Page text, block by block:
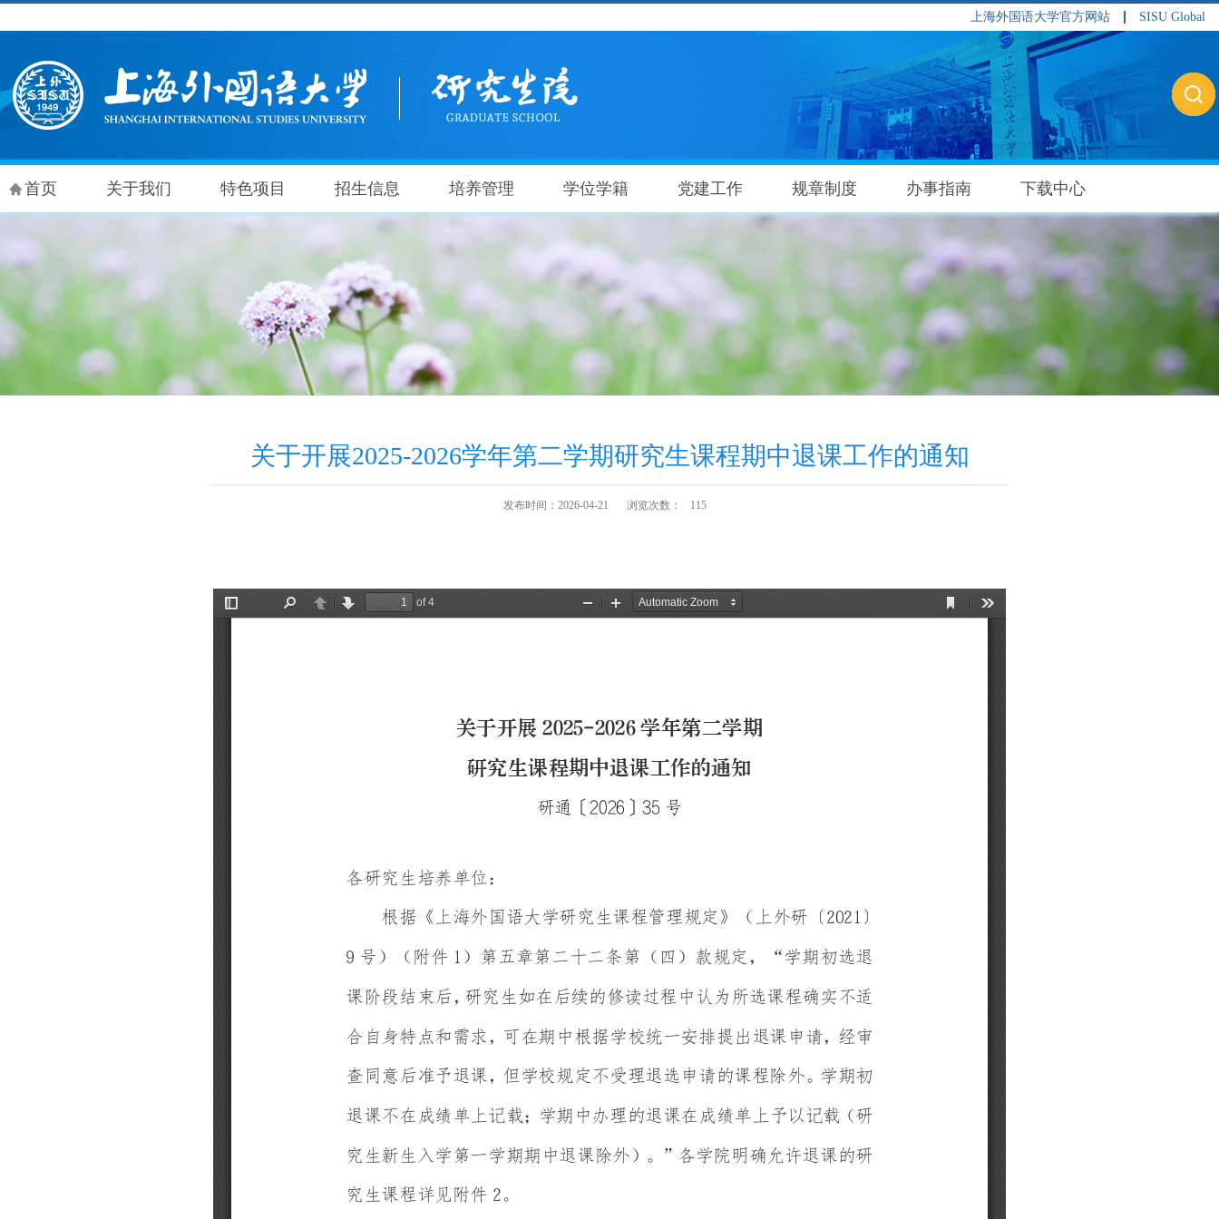
上海外国语大学官方网站 SISU Global
首页 关于我们 特色项目 招生信息 培养管理 学位学籍 党建工作 规章制度 办事指南 下载中心
关于开展2025-2026学年第二学期研究生课程期中退课工作的通知
发布时间：2026-04-21 浏览次数： 115